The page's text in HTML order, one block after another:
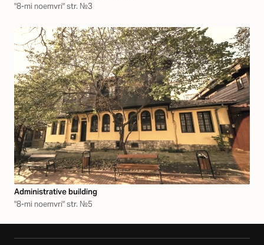
"8-mi noemvri" str. №3
Аdministrative building
"8-mi noemvri" str. №5